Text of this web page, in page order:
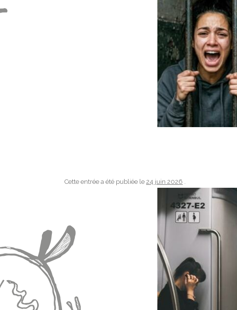
Cette entrée a été publiée le 24 juin 2026 .